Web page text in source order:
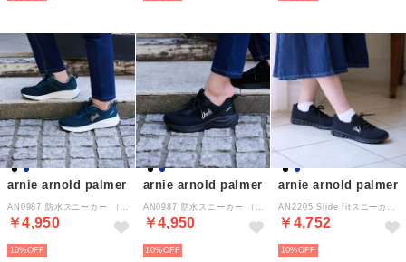
arnie arnold palmer
￥4,950
10%
arnie arnold palmer
￥4,950
10%
arnie arnold palmer
￥4,752
10%